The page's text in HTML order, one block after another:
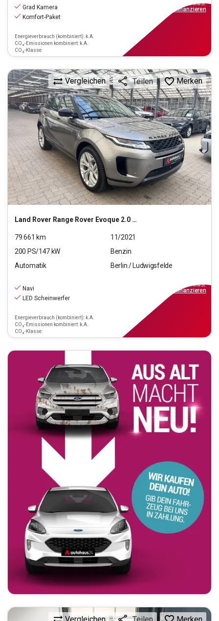
Grad Kamera
Komfort-Paket
Energieverbrauch (kombiniert): k.A.
CO₂-Emissionen kombiniert: k.A.
CO₂-Klasse:
inkl.MwSt.
finanzieren
Land Rover Range Rover Evoque 2.0 P200 Mild-Hybrid Evoque S
Vergleichen Teilen Merken
79.661 km
11/2021
200 PS/147 kW
Benzin
Automatik
Berlin / Ludwigsfelde
Navi
LED Scheinwerfer
Energieverbrauch (kombiniert): k.A.
CO₂-Emissionen kombiniert: k.A.
CO₂-Klasse:
inkl.MwSt.
finanzieren
Vergleichen Merken